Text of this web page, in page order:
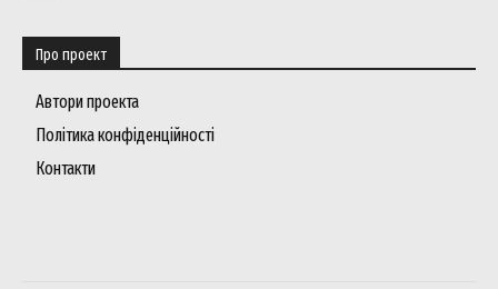
Про проект
Автори проекта
Політика конфіденційності
Контакти